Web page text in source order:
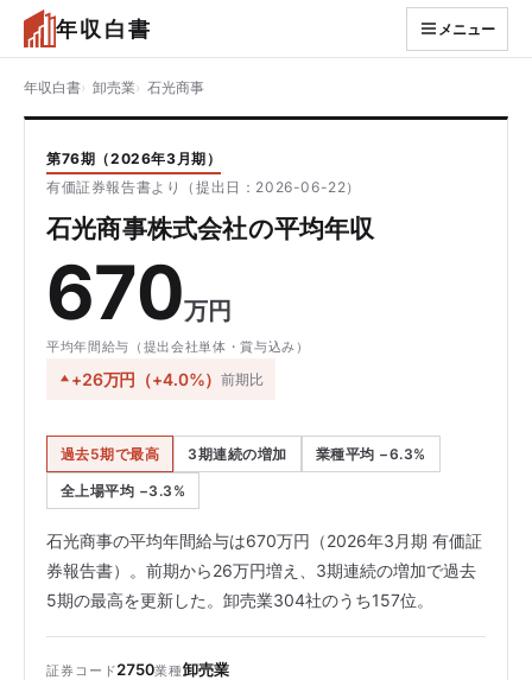
年収白書 メニュー
年収白書 卸売業 石光商事
第76期（2026年3月期）
有価証券報告書より（提出日：2026-06-22）
石光商事株式会社の平均年収
670万円
平均年間給与（提出会社単体・賞与込み）
+26万円（+4.0%）前期比
過去5期で最高 3期連続の増加 業種平均 −6.3%
全上場平均 −3.3%
石光商事の平均年間給与は670万円（2026年3月期 有価証
券報告書）。前期から26万円増え、3期連続の増加で過去
5期の最高を更新した。卸売業304社のうち157位。
証券コード2750業種卸売業